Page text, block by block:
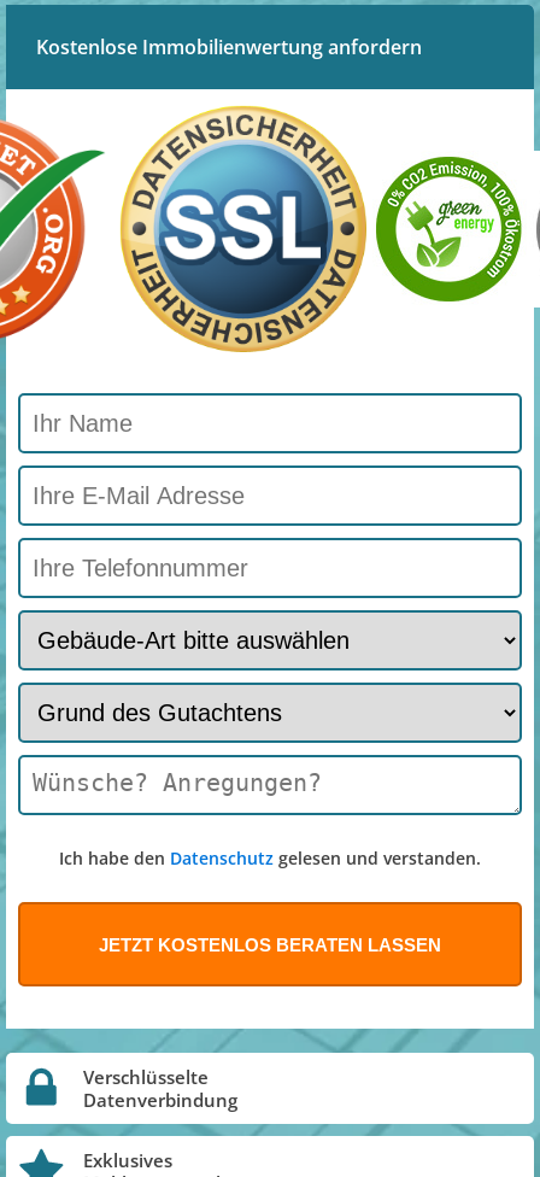
Kostenlose Immobilienwertung anfordern
Ich habe den Datenschutz gelesen und verstanden.
Verschlüsselte
Datenverbindung
Exklusives